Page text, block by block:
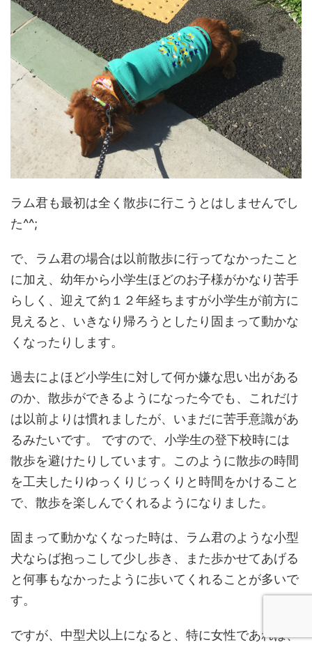
ラム君も最初は全く散歩に行こうとはしませんでし
た^^;
で、ラム君の場合は以前散歩に行ってなかったこと
に加え、幼年から小学生ほどのお子様がかなり苦手
らしく、迎えて約１２年経ちますが小学生が前方に
見えると、いきなり帰ろうとしたり固まって動かな
くなったりします。
過去によほど小学生に対して何か嫌な思い出がある
のか、散歩ができるようになった今でも、これだけ
は以前よりは慣れましたが、いまだに苦手意識があ
るみたいです。 ですので、小学生の登下校時には
散歩を避けたりしています。このように散歩の時間
を工夫したりゆっくりじっくりと時間をかけること
で、散歩を楽しんでくれるようになりました。
固まって動かなくなった時は、ラム君のような小型
犬ならば抱っこして少し歩き、また歩かせてあげる
と何事もなかったように歩いてくれることが多いで
す。
ですが、中型犬以上になると、特に女性であれば、